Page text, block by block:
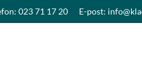
023 71 17 20 E-post: